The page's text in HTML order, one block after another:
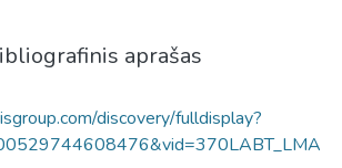
aprašas
discovery/fulldisplay?